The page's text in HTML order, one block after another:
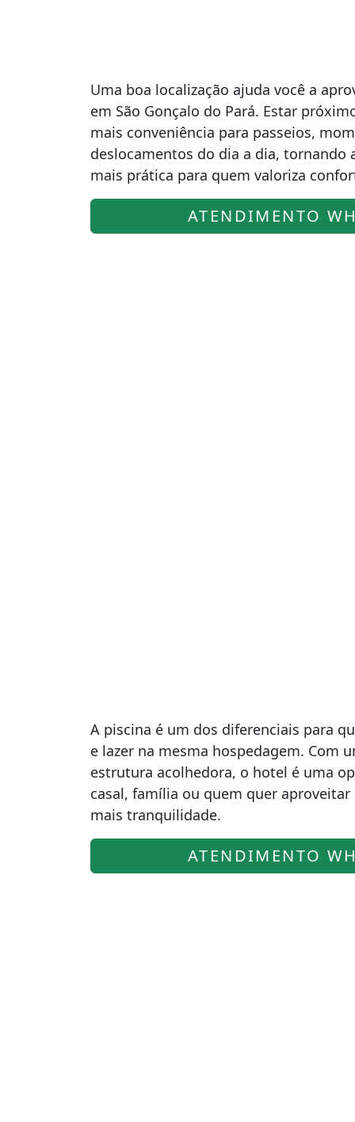
Uma boa localização ajuda você a
em São Gonçalo do Pará. Estar
mais conveniência para passeios,
deslocamentos do dia a dia, tornando
mais prática para quem valoriza
ATENDIMENTO
A piscina é um dos diferenciais para
e lazer na mesma hospedagem. Com
estrutura acolhedora, o hotel é uma
casal, família ou quem quer
mais tranquilidade.
ATENDIMENTO